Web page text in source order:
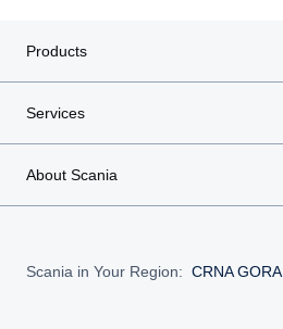
Products
Services
About Scania
Scania in Your Region: CRNA GORA